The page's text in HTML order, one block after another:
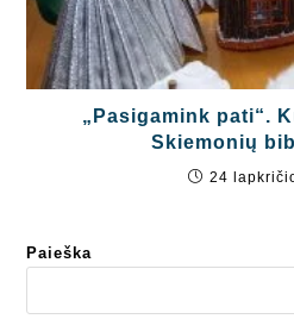
„Pasigamink pati“.
Skiemonių
24
Paieška